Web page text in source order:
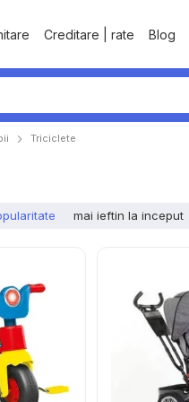
Creditare | rate Blog
Triciclete
mai ieftin la inceput